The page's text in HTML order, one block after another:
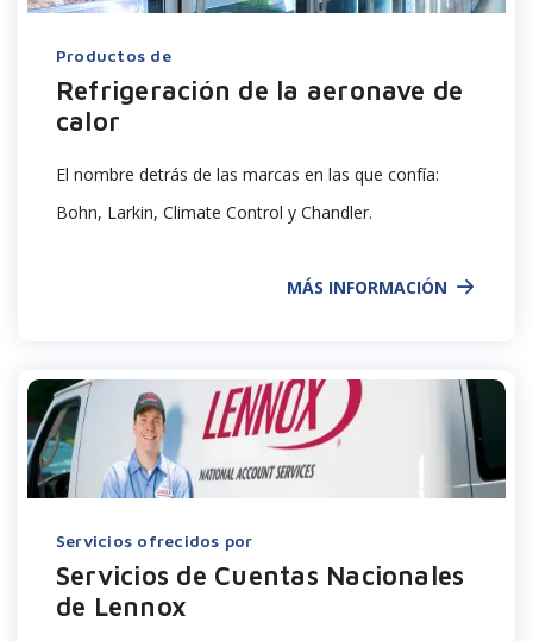
Productos de
Refrigeración de la aeronave de
calor
El nombre detrás de las marcas en las que confía:
Bohn, Larkin, Climate Control y Chandler.
MÁS INFORMACIÓN
Servicios ofrecidos por
Servicios de Cuentas Nacionales
de Lennox